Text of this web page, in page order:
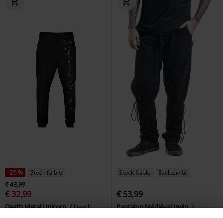
-25 %
Stock faible
€ 43,99
€ 32,99
Death Metal Unicorn
Death
Stock faible Exclusivité
€ 53,99
Pantalon Médiéval Irwin